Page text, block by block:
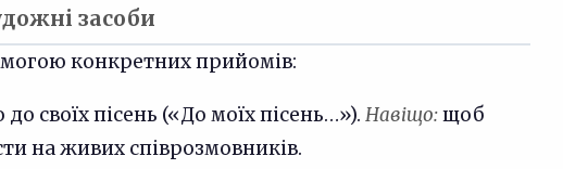
засоби
конкретних прийомів:
своїх пісень («До моїх пісень…»). Навіщо:щоб
на живих співрозмовників.